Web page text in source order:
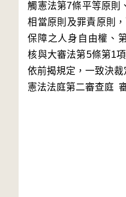
觸憲法第7條平等原則
相當原則及罪責原則
保障之人身自由權、
核與大審法第5條第1
依前揭規定，一致決裁
憲法法庭第二審查庭